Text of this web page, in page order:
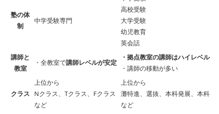
塾の体
制
中学受験専門
高校受験
大学受験
幼児教育
英会話
講師と
教室
・全教室で講師レベルが安定
・拠点教室の講師はハイレベル
・講師の移動が多い
クラス
上位から
Nクラス、Tクラス、Fクラス
など
上位から
灘特進、選抜、本科発展、本科
など